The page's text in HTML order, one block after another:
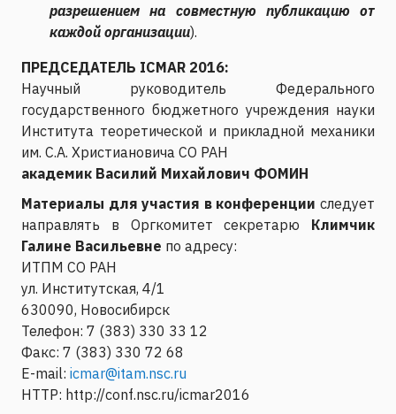
разрешением на совместную публикацию от
каждой организации).
ПРЕДСЕДАТЕЛЬ ICMAR 2016:
Научный руководитель Федерального
государственного бюджетного учреждения науки
Института теоретической и прикладной механики
им. С.А. Христиановича СО РАН
академик Василий Михайлович ФОМИН
Материалы для участия в конференции следует
направлять в Оргкомитет секретарю Климчик
Галине Васильевне по адресу:
ИТПМ СО РАН
ул. Институтская, 4/1
630090, Новосибирск
Телефон: 7 (383) 330 33 12
Факс: 7 (383) 330 72 68
E-mail: icmar@itam.nsc.ru
HTTP: http://conf.nsc.ru/icmar2016